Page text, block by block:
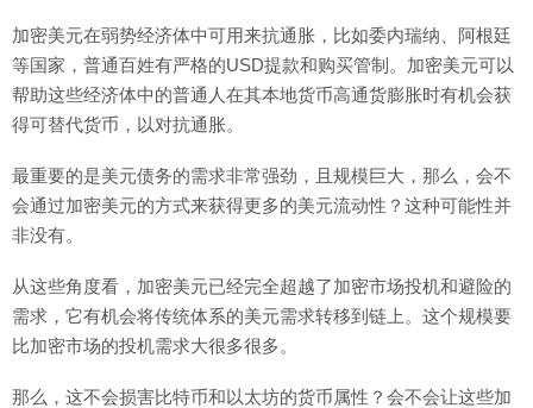
加密美元在弱势经济体中可用来抗通胀，比如委内瑞纳、阿根廷
等国家，普通百姓有严格的USD提款和购买管制。加密美元可以
帮助这些经济体中的普通人在其本地货币高通货膨胀时有机会获
得可替代货币，以对抗通胀。
最重要的是美元债务的需求非常强劲，且规模巨大，那么，会不
会通过加密美元的方式来获得更多的美元流动性？这种可能性并
非没有。
从这些角度看，加密美元已经完全超越了加密市场投机和避险的
需求，它有机会将传统体系的美元需求转移到链上。这个规模要
比加密市场的投机需求大很多很多。
那么，这不会损害比特币和以太坊的货币属性？会不会让这些加